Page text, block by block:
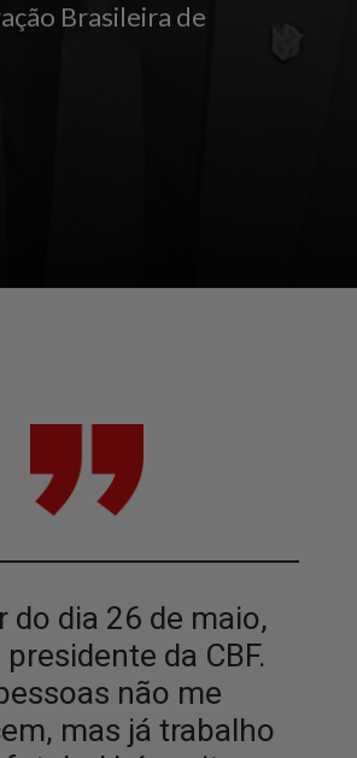
Brasileira de
do dia 26 de maio,
da CBF.
não me
mas já trabalho